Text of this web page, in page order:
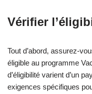
Vérifier
Tout d’abord, assurez-
éligible au programme
d’éligibilité varient d’un
exigences spécifiques